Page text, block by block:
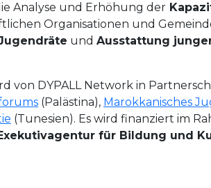
Analyse und Erhöhung der
Organisationen und
und Ausstattung
von DYPALL Network in
(Palästina), Marokkanisches
(Tunesien). Es wird finanziert im
für Bildung und